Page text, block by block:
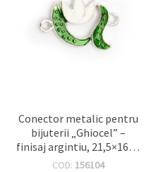
Conector metalic pentru
bijuterii „Ghiocel” –
finisaj argintiu, 21,5×16×2
mm, orificiu 1,5 mm, 2
COD: 156104